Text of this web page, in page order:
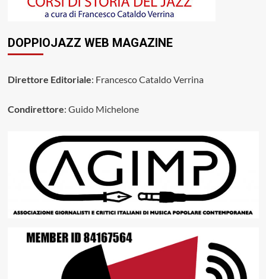
DOPPIOJAZZ WEB MAGAZINE
Direttore Editoriale: Francesco Cataldo Verrina
Condirettore: Guido Michelone